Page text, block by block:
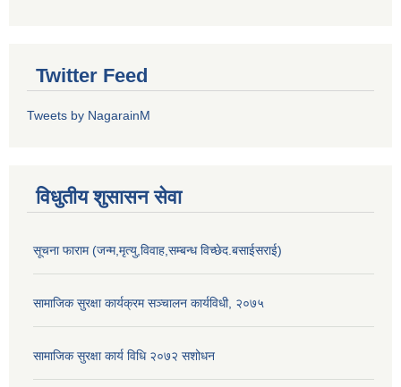
Twitter Feed
Tweets by NagarainM
विधुतीय शुसासन सेवा
सूचना फाराम (जन्म,मृत्यु,विवाह,सम्बन्ध विच्छेद.बसाईसराई)
सामाजिक सुरक्षा कार्यक्रम सञ्चालन कार्यविधी, २०७५
सामाजिक सुरक्षा कार्य विधि २०७२ स‌शोधन